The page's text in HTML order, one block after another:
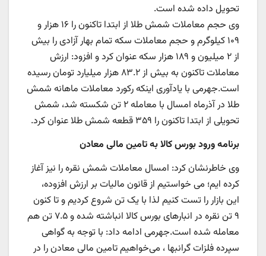
تحویل داده شده است.
وی حجم معاملات شمش طلا از ابتدا تاکنون را ۱۶ هزار و
۱۰۹ کیلوگرم و حجم معاملات سکه تمام بهار آزادی را بیش
از ۲ میلیون و ۱۸۹ هزار سکه عنوان کرد و افزود: ارزش
معاملات تاکنون به بیش از ۸۳.۲ هزار میلیارد تومان رسیده
است.جهرمی با یادآوری اینکه رکورد معاملات ماهانه شمش
طلا در آذرماه امسال با معامله ۲ تن شکسته شد، شمش
تحویلی از ابتدا تاکنون را ۳۵۹ قطعه شمش طلا عنوان کرد.
برنامه ورود بورس کالا به تامین مالی معادن
وی خاطرنشان کرد: امسال معاملات شمش نقره را نیز آغاز
کرده ایم؛ می خواستیم از قانون مالیات بر ارزش افزوده،
این بازار را تست کنیم لذا با یک تن شروع کردیم و تا کنون
۹ تن نقره در انبارهای بورس کالا انباشته شده و ۷.۵ تن هم
معامله شده است.جهرمی ادامه داد: با توجه به گواهی
سپرده فلزات گرانبها ، می‌خواهیم تامین مالی معادن را در